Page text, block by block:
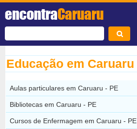
encontraCaruaru
Educação em Caruaru
Aulas particulares em Caruaru - PE
Bibliotecas em Caruaru - PE
Cursos de Enfermagem em Caruaru - PE